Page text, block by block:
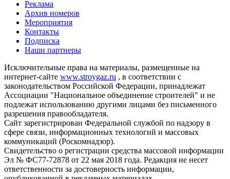
Реклама
Архив номеров
Мероприятия
Контакты
Подписка
Наши партнеры
Исключительные права на материалы, размещенные на
интернет-сайте www.stroygaz.ru , в соответствии с
законодательством Российской Федерации, принадлежат
Ассоциации "Национальное объединение строителей" и не
подлежат использованию другими лицами без письменного
разрешения правообладателя.
Сайт зарегистрирован Федеральной службой по надзору в
сфере связи, информационных технологий и массовых
коммуникаций (Роскомнадзор).
Свидетельство о регистрации средства массовой информации
Эл № ФС77-72878 от 22 мая 2018 года. Редакция не несет
ответственности за достоверность информации,